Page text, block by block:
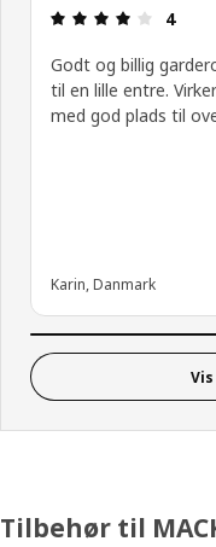
4
Godt og billig
til en lille entre.
med god plads til
Karin, Danmark
Tilbehør til